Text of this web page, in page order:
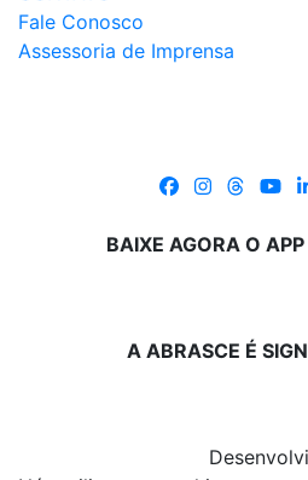
Fale Conosco
Assessoria de Imprensa
BAIXE AGORA O
A ABRASCE É